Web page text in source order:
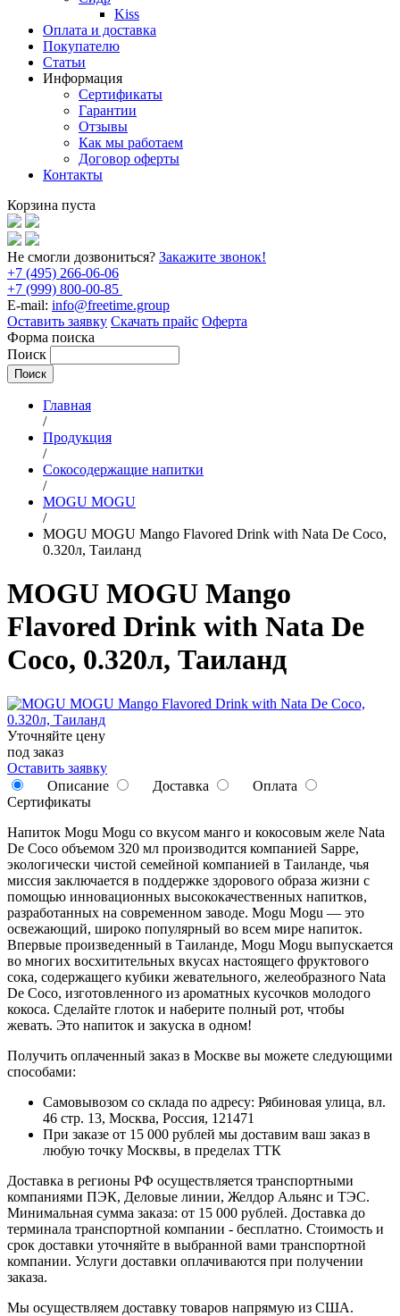
Kiss
Оплата и доставка
Покупателю
Статьи
Информация
Сертификаты
Гарантии
Отзывы
Как мы работаем
Договор оферты
Контакты
Корзина пуста
Не смогли дозвониться? Закажите звонок!
+7 (495) 266-06-06
+7 (999) 800-00-85
E-mail: info@freetime.group
Оставить заявку Скачать прайс Оферта
Форма поиска
Поиск
Главная
/
Продукция
/
Сокосодержащие напитки
/
MOGU MOGU
/
MOGU MOGU Mango Flavored Drink with Nata De Coco,
0.320л, Таиланд
MOGU MOGU Mango
Flavored Drink with Nata De
Coco, 0.320л, Таиланд
Уточняйте цену
под заказ
Оставить заявку
Описание
Доставка
Оплата
Сертификаты
Напиток Mogu Mogu со вкусом манго и кокосовым желе Nata
De Coco объемом 320 мл производится компанией Sappe,
экологически чистой семейной компанией в Таиланде, чья
миссия заключается в поддержке здорового образа жизни с
помощью инновационных высококачественных напитков,
разработанных на современном заводе. Mogu Mogu — это
освежающий, широко популярный во всем мире напиток.
Впервые произведенный в Таиланде, Mogu Mogu выпускается
во многих восхитительных вкусах настоящего фруктового
сока, содержащего кубики жевательного, желеобразного Nata
De Coco, изготовленного из ароматных кусочков молодого
кокоса. Сделайте глоток и наберите полный рот, чтобы
жевать. Это напиток и закуска в одном!
Получить оплаченный заказ в Москве вы можете следующими
способами:
Самовывозом со склада по адресу: Рябиновая улица, вл.
46 стр. 13, Москва, Россия, 121471
При заказе от 15 000 рублей мы доставим ваш заказ в
любую точку Москвы, в пределах ТТК
Доставка в регионы РФ осуществляется транспортными
компаниями ПЭК, Деловые линии, Желдор Альянс и ТЭС.
Минимальная сумма заказа: от 15 000 рублей. Доставка до
терминала транспортной компании - бесплатно. Стоимость и
срок доставки уточняйте в выбранной вами транспортной
компании. Услуги доставки оплачиваются при получении
заказа.
Мы осуществляем доставку товаров напрямую из США.